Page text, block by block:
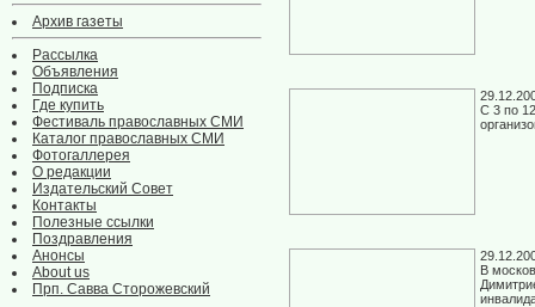
Архив газеты
Рассылка
Объявления
Подписка
Где купить
Фестиваль православных СМИ
Каталог православных СМИ
Фотогаллерея
О редакции
Издательский Совет
Контакты
Полезные ссылки
Поздравления
Анонсы
About us
Прп. Савва Сторожевский
С 3 по
В